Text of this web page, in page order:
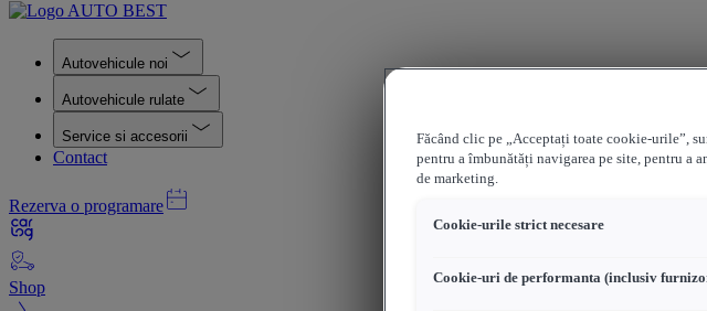
Autovehicule noi
Autovehicule rulate
Service si accesorii
Contact
Rezerva o programare
Shop
Făcând clic pe „Acceptați toate cookie-urile”,
pentru a îmbunătăți navigarea pe site, pentru a
de marketing.
Cookie-urile strict necesare
Cookie-uri de performanta (inclusiv